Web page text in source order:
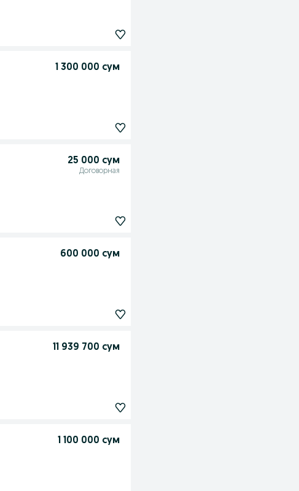
1 300 000 сум
25 000 сум
Договорная
600 000 сум
11 939 700 сум
1 100 000 сум